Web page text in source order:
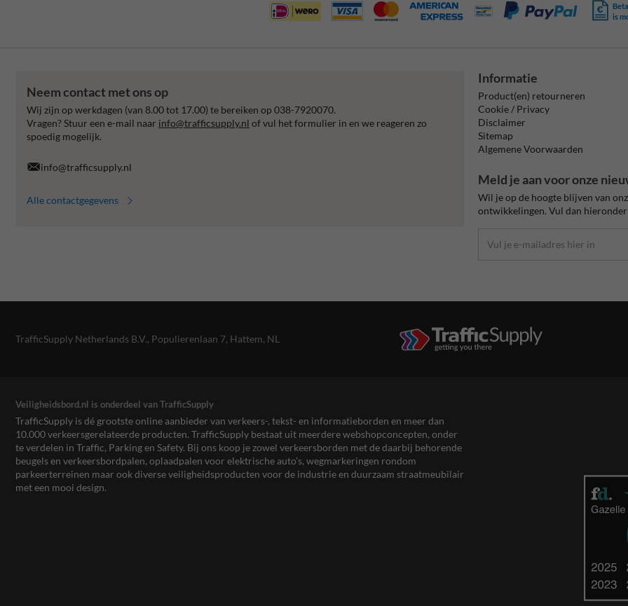
is
Neem contact met ons op
Wij zijn op werkdagen (van 8.00 tot 17.00) te bereiken op 038-7920070.
Vragen? Stuur een e-mail naar info@trafficsupply.nl of vul het formulier in en we reageren zo
spoedig mogelijk.
info@trafficsupply.nl
Alle contactgegevens
Informatie
Product(en) retourneren
Cookie / Privacy
Disclaimer
Sitemap
Algemene Voorwaarden
Meld je aan voor onze
Wil je op de hoogte blijven van
ontwikkelingen. Vul dan
TrafficSupply Netherlands B.V., Populierenlaan 7, Hattem, NL
Veiligheidsbord.nl is onderdeel van TrafficSupply
TrafficSupply is dé grootste online aanbieder van verkeers-, tekst- en informatieborden en meer dan
10.000 verkeersgerelateerde producten. TrafficSupply bestaat uit meerdere webshopconcepten, onder
te verdelen in Traffic, Parking en Safety. Bij ons koop je zowel verkeersborden met de daarbij behorende
beugels en verkeersbordpalen, oplaadpalen voor elektrische auto’s, wegmarkeringen rondom
parkeerterreinen maar ook diverse veiligheidsproducten voor de industrie en duurzaam straatmeubilair
met een mooi design.